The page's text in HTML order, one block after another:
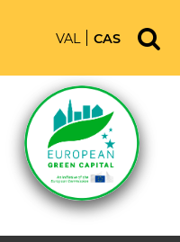
VAL CAS